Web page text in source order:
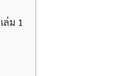
ล่ม 1